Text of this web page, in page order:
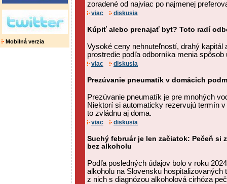
Mobilná verzia
zoradené od najviac po najmenej
viac diskusia
Kúpiť alebo prenajať byt? Toto radí
Vysoké ceny nehnuteľností, drahý kapitál
prostredie podľa odborníka menia
viac diskusia
Prezúvanie pneumatík v domácich
Prezúvanie pneumatík je pre mnohých
Niektorí si automaticky rezervujú termín
to zvládnu aj doma.
viac diskusia
Suchý február je len začiatok: Pečeň si
bez alkoholu
Podľa posledných údajov bolo v roku
alkoholu na Slovensku hospitalizovaných
z nich s diagnózou alkoholová cirhóza